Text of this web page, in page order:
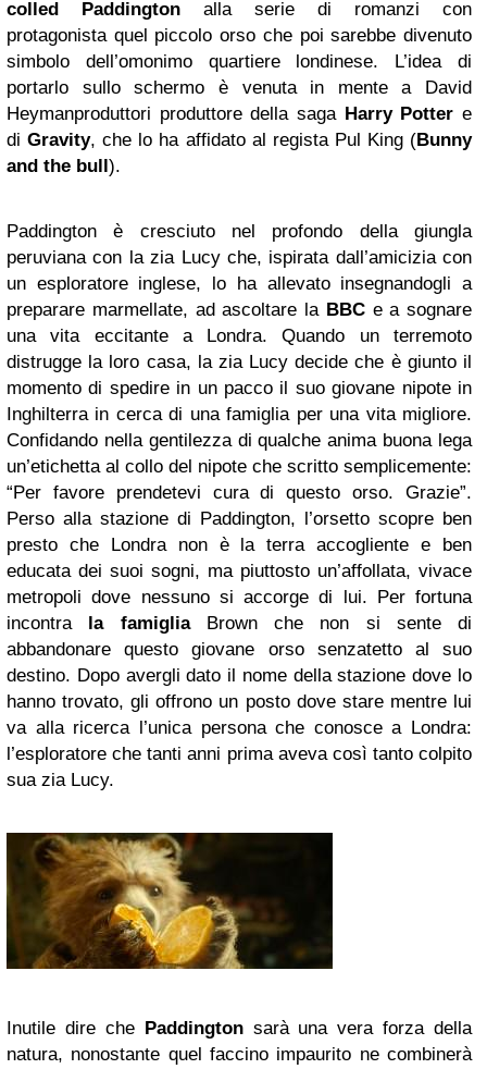
colled Paddington alla serie di romanzi con
protagonista quel piccolo orso che poi sarebbe divenuto
simbolo dell’omonimo quartiere londinese. L’idea di
portarlo sullo schermo è venuta in mente a David
Heymanproduttori produttore della saga Harry Potter e
diGravity, che lo ha affidato al regista Pul King (Bunny
and the bull).
Paddington è cresciuto nel profondo della giungla
peruviana con la zia Lucy che, ispirata dall’amicizia con
un esploratore inglese, lo ha allevato insegnandogli a
preparare marmellate, ad ascoltare la BBCe a sognare
una vita eccitante a Londra. Quando un terremoto
distrugge la loro casa, la zia Lucy decide che è giunto il
momento di spedire in un pacco il suo giovane nipote in
Inghilterra in cerca di una famiglia per una vita migliore.
Confidando nella gentilezza di qualche anima buona lega
un’etichetta al collo del nipote che scritto semplicemente:
“Per favore prendetevi cura di questo orso. Grazie”.
Perso alla stazione di Paddington, l’orsetto scopre ben
presto che Londra non è la terra accogliente e ben
educata dei suoi sogni, ma piuttosto un’affollata, vivace
metropoli dove nessuno si accorge di lui. Per fortuna
incontra la famigliaBrown che non si sente di
abbandonare questo giovane orso senzatetto al suo
destino. Dopo avergli dato il nome della stazione dove lo
hanno trovato, gli offrono un posto dove stare mentre lui
va alla ricerca l’unica persona che conosce a Londra:
l’esploratore che tanti anni prima aveva così tanto colpito
sua zia Lucy.
Inutile dire che Paddingtonsarà una vera forza della
natura, nonostante quel faccino impaurito ne combinerà